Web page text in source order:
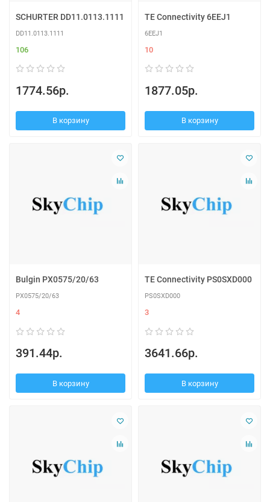
SCHURTER DD11.0113.1111
DD11.0113.1111
106
1774.56р.
В корзину
TE Connectivity 6EEJ1
6EEJ1
10
1877.05р.
В корзину
Bulgin PX0575/20/63
PX0575/20/63
4
391.44р.
В корзину
TE Connectivity PS0SXD000
PS0SXD000
3
3641.66р.
В корзину